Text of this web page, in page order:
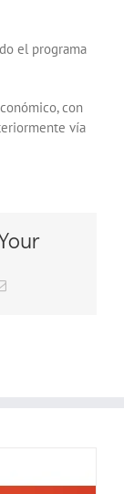
el programa
con
vía
Correo